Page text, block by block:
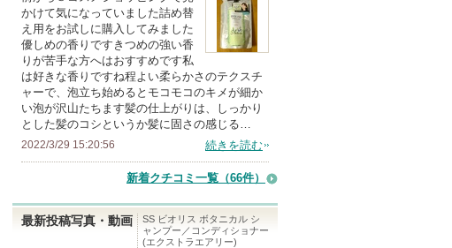
上
の
メ
ン
バ
ー
お
に
入
かけて気になっていました詰め替
え用をお試しに購入してみました
優しめの香りですきつめの強い香
りが苦手な方へはおすすめです私
は好きな香りですね程よい柔らかさのテクスチ
ャーで、泡立ち始めるとモコモコのキメが細か
い泡が沢山たちます髪の仕上がりは、しっかり
とした髪のコシというか髪に固さの感じる…
2022/3/29 15:20:56 続きを読む
新着クチコミ一覧 （66件）
最新投稿写真・動画
SS ビオリス ボタニカル シ
ャンプー／コンディショナー
(エクストラエアリー)